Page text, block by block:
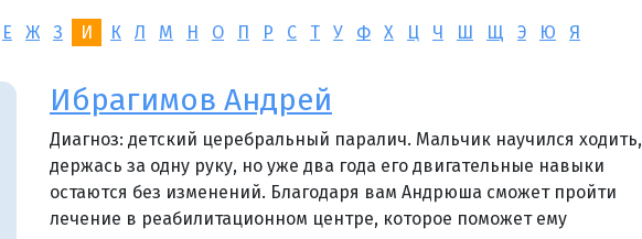
Е Ж З И К Л М Н О П Р С Т У Ф Х Ц Ч Ш Щ Э Ю Я
Ибрагимов Андрей
Диагноз: детский церебральный паралич. Мальчик научился ходить,
держась за одну руку, но уже два года его двигательные навыки
остаются без изменений. Благодаря вам Андрюша сможет пройти
лечение в реабилитационном центре, которое поможет ему